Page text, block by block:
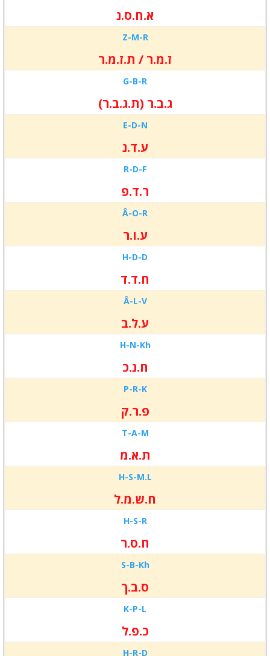
א.ח.ס.נ
Z-M-R
ז.מ.ר / ת.ז.מ.ר
G-B-R
ג.ב.ר (ת.ג.ב.ר)
E-D-N
ע.ד.נ
R-D-F
ר.ד.פ
Â-O-R
ע.ו.ר
H-D-D
ח.ד.ד
Â-L-V
ע.ל.ב
H-N-Kh
ח.נ.כ
P-R-K
פ.ר.ק
T-A-M
ת.א.מ
H-S-M.L
ח.ש.מ.ל
H-S-R
ח.ס.ר
S-B-Kh
ס.ב.ך
K-P-L
כ.פ.ל
H-R-D